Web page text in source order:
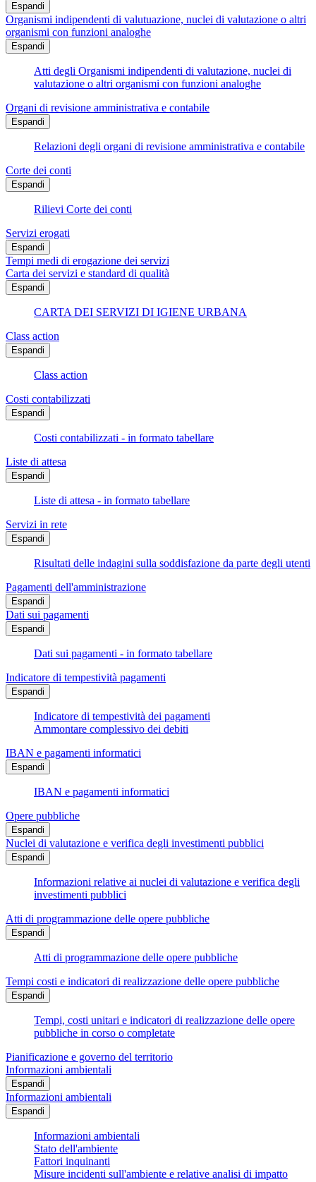
Espandi
Organismi indipendenti di valutuazione, nuclei di valutazione o altri
organismi con funzioni analoghe
Espandi
Atti degli Organismi indipendenti di valutazione, nuclei di
valutazione o altri organismi con funzioni analoghe
Organi di revisione amministrativa e contabile
Espandi
Relazioni degli organi di revisione amministrativa e contabile
Corte dei conti
Espandi
Rilievi Corte dei conti
Servizi erogati
Espandi
Tempi medi di erogazione dei servizi
Carta dei servizi e standard di qualità
Espandi
CARTA DEI SERVIZI DI IGIENE URBANA
Class action
Espandi
Class action
Costi contabilizzati
Espandi
Costi contabilizzati - in formato tabellare
Liste di attesa
Espandi
Liste di attesa - in formato tabellare
Servizi in rete
Espandi
Risultati delle indagini sulla soddisfazione da parte degli utenti
Pagamenti dell'amministrazione
Espandi
Dati sui pagamenti
Espandi
Dati sui pagamenti - in formato tabellare
Indicatore di tempestività pagamenti
Espandi
Indicatore di tempestività dei pagamenti
Ammontare complessivo dei debiti
IBAN e pagamenti informatici
Espandi
IBAN e pagamenti informatici
Opere pubbliche
Espandi
Nuclei di valutazione e verifica degli investimenti pubblici
Espandi
Informazioni relative ai nuclei di valutazione e verifica degli
investimenti pubblici
Atti di programmazione delle opere pubbliche
Espandi
Atti di programmazione delle opere pubbliche
Tempi costi e indicatori di realizzazione delle opere pubbliche
Espandi
Tempi, costi unitari e indicatori di realizzazione delle opere
pubbliche in corso o completate
Pianificazione e governo del territorio
Informazioni ambientali
Espandi
Informazioni ambientali
Espandi
Informazioni ambientali
Stato dell'ambiente
Fattori inquinanti
Misure incidenti sull'ambiente e relative analisi di impatto